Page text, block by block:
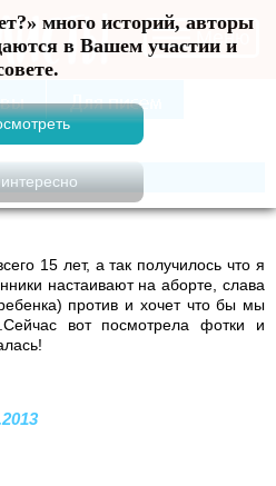
много историй, авторы
в Вашем участии и
Меню
15 лет, а так получилось что я
настаивают на аборте, слава
против и хочет что бы мы
вот посмотрела фотки и